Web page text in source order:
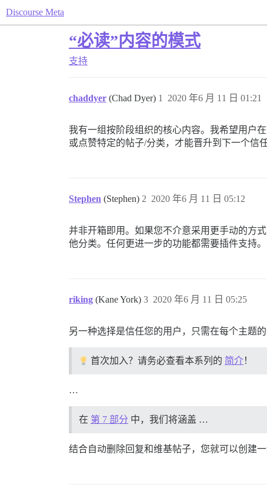
Discourse Meta
“必读”内容的模式
支持
chaddyer (Chad Dyer) 2020 年6 月 11 日 01:21
1
我有一组按阶段组织的核心内容。我希望用户
或点赞特定的帖子/分类，才能晋升到下一个信任
Stephen (Stephen) 2020 年6 月 11 日 05:12
2
并非开箱即用。如果您不介意采用更手动的方
他分类。任何更进一步的功能都需要插件支持。
riking (Kane York) 2020 年6 月 11 日 05:25
3
另一种选择是信任您的用户，只需在每个主题
首次加入？请务必查看本系列的 简介！
…
在 第 7 部分 中，我们将涵盖 …
结合自动删除回复和维基帖子，您就可以创建